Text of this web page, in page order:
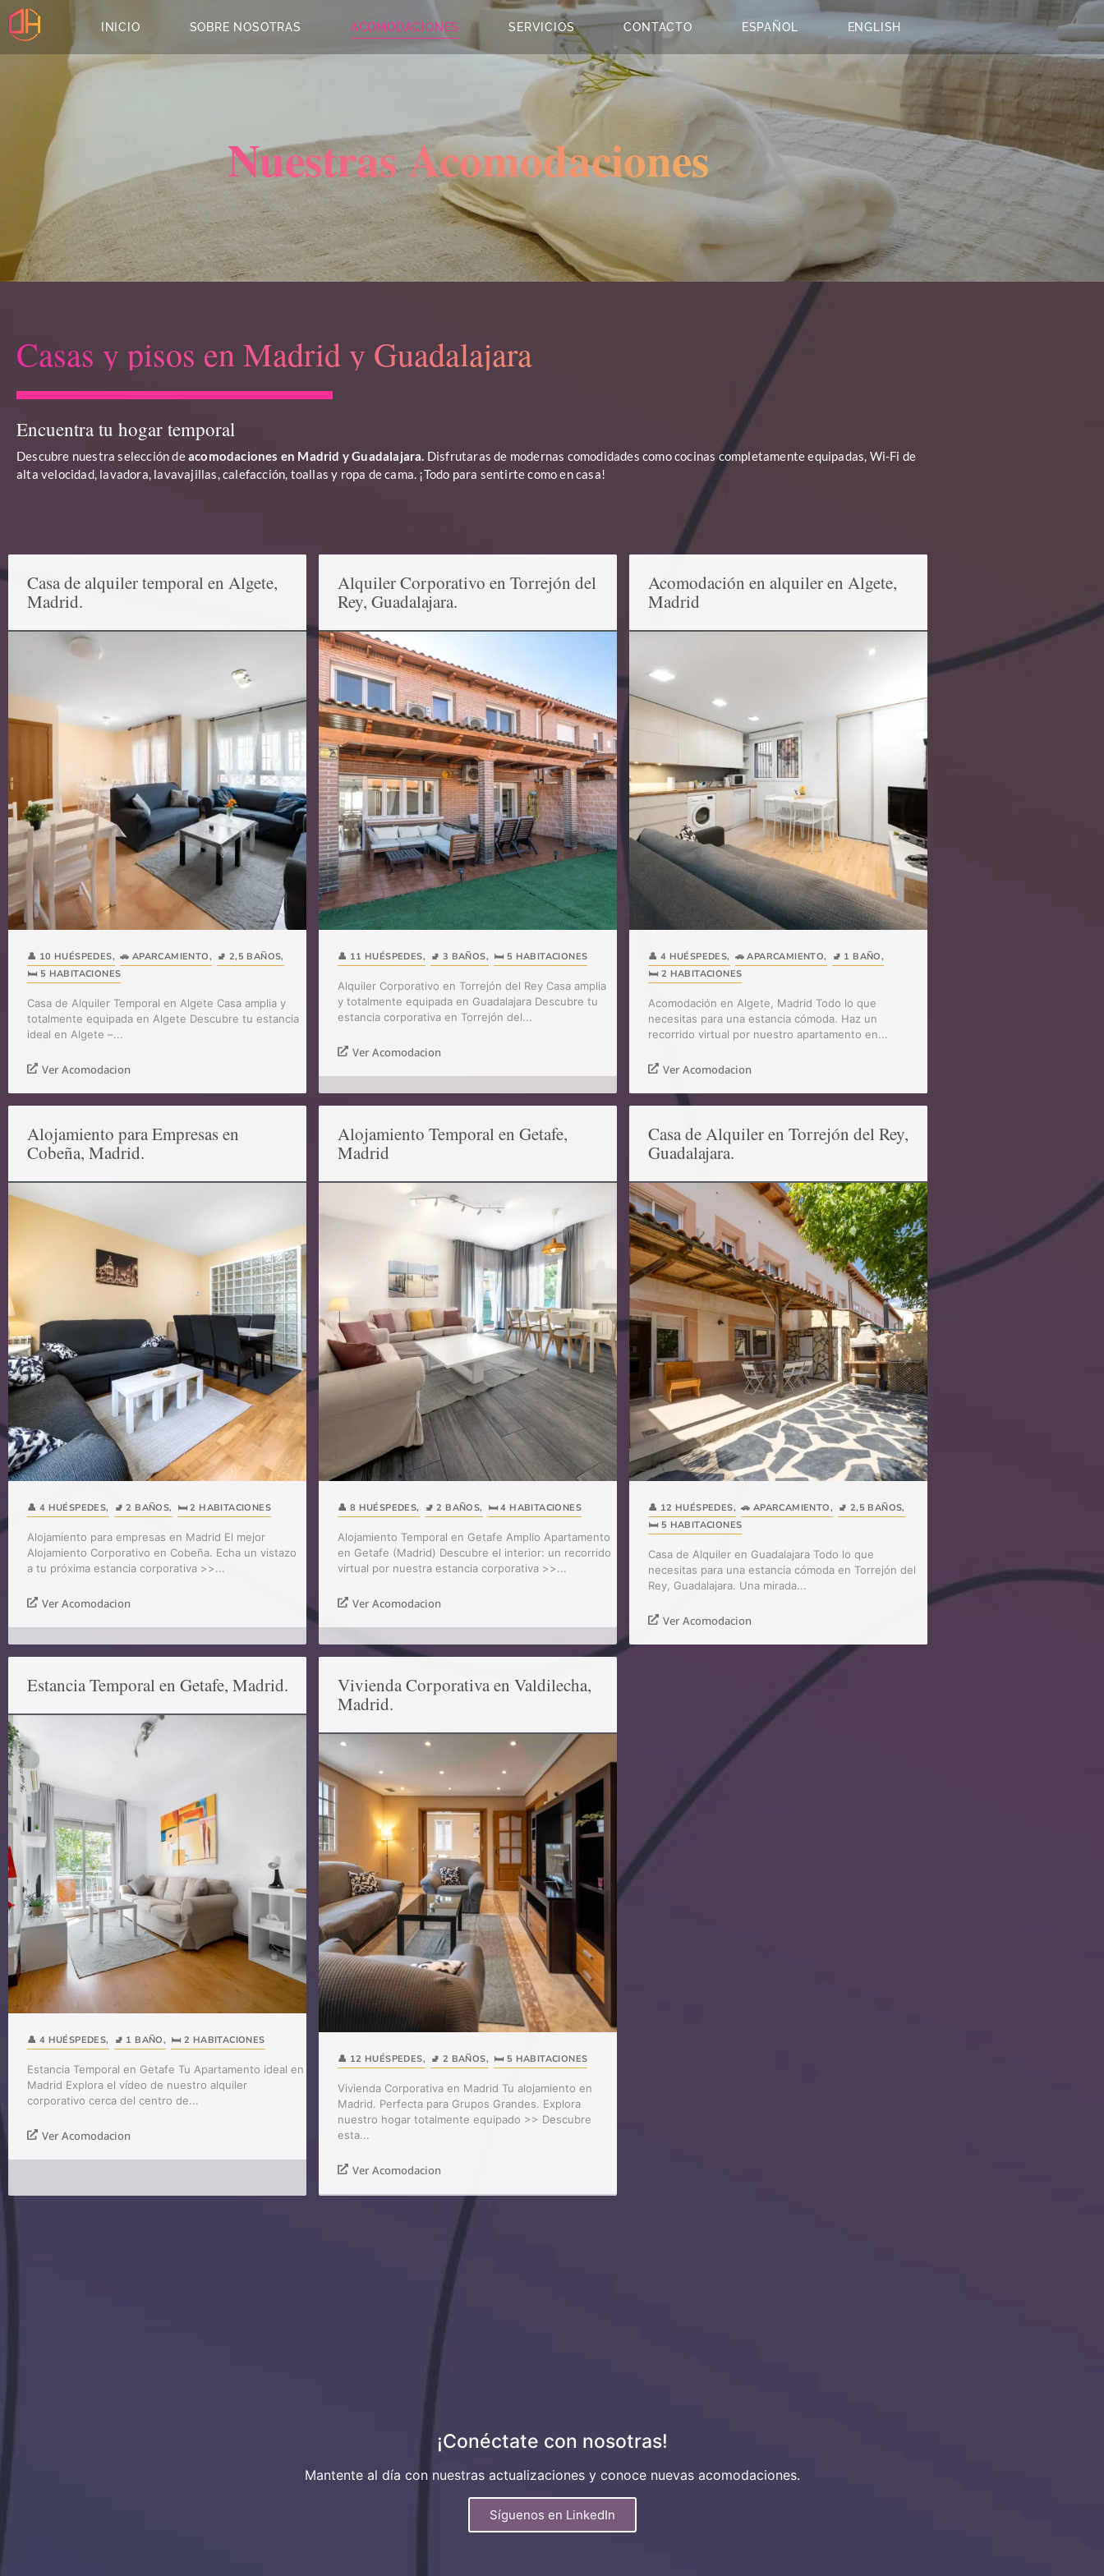
INICIO SOBRE NOSOTRAS ACOMODACIONES SERVICIOS CONTACTO ESPAÑOL ENGLISH
Nuestras Acomodaciones
Casas y pisos en Madrid y Guadalajara
Encuentra tu hogar temporal
Descubre nuestra selección deacomodaciones en Madrid y Guadalajara. Disfrutaras de modernas comodidades como cocinas completamente equipadas, Wi-Fi de
alta velocidad, lavadora, lavavajillas, calefacción, toallas y ropa de cama. ¡Todo para sentirte como en casa!
Casa de alquiler temporal en Algete,
Madrid.
👤 10 HUÉSPEDES, 🚗 APARCAMIENTO, 🚽 2,5 BAÑOS,
🛏️ 5 HABITACIONES
Casa de Alquiler Temporal en Algete Casa amplia y
totalmente equipada en Algete Descubre tu estancia
ideal en Algete –...
Ver Acomodacion
Alquiler Corporativo en Torrejón del
Rey, Guadalajara.
👤 11 HUÉSPEDES, 🚽 3 BAÑOS, 🛏️ 5 HABITACIONES
Alquiler Corporativo en Torrejón del Rey Casa amplia
y totalmente equipada en Guadalajara Descubre tu
estancia corporativa en Torrejón del...
Ver Acomodacion
Acomodación en alquiler en Algete,
Madrid
👤 4 HUÉSPEDES, 🚗 APARCAMIENTO, 🚽 1 BAÑO,
🛏️ 2 HABITACIONES
Acomodación en Algete, Madrid Todo lo que
necesitas para una estancia cómoda. Haz un
recorrido virtual por nuestro apartamento en...
Ver Acomodacion
Alojamiento para Empresas en
Cobeña, Madrid.
👤 4 HUÉSPEDES, 🚽 2 BAÑOS, 🛏️ 2 HABITACIONES
Alojamiento para empresas en Madrid El mejor
Alojamiento Corporativo en Cobeña. Echa un vistazo
a tu próxima estancia corporativa >>...
Ver Acomodacion
Alojamiento Temporal en Getafe,
Madrid
👤 8 HUÉSPEDES, 🚽 2 BAÑOS, 🛏️ 4 HABITACIONES
Alojamiento Temporal en Getafe Amplio Apartamento
en Getafe (Madrid) Descubre el interior: un recorrido
virtual por nuestra estancia corporativa >>...
Ver Acomodacion
Casa de Alquiler en Torrejón del Rey,
Guadalajara.
👤 12 HUÉSPEDES, 🚗 APARCAMIENTO, 🚽 2,5 BAÑOS,
🛏️ 5 HABITACIONES
Casa de Alquiler en Guadalajara Todo lo que
necesitas para una estancia cómoda en Torrejón del
Rey, Guadalajara. Una mirada...
Ver Acomodacion
Estancia Temporal en Getafe, Madrid.
👤 4 HUÉSPEDES, 🚽 1 BAÑO, 🛏️ 2 HABITACIONES
Estancia Temporal en Getafe Tu Apartamento ideal en
Madrid Explora el vídeo de nuestro alquiler
corporativo cerca del centro de...
Ver Acomodacion
Vivienda Corporativa en Valdilecha,
Madrid.
👤 12 HUÉSPEDES, 🚽 2 BAÑOS, 🛏️ 5 HABITACIONES
Vivienda Corporativa en Madrid Tu alojamiento en
Madrid. Perfecta para Grupos Grandes. Explora
nuestro hogar totalmente equipado >> Descubre
esta...
Ver Acomodacion
¡Conéctate con nosotras!
Mantente al día con nuestras actualizaciones y conoce nuevas acomodaciones.
Síguenos en LinkedIn